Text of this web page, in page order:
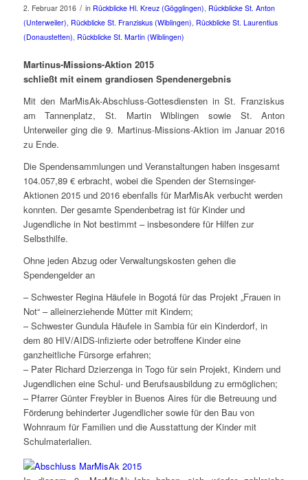
2. Februar 2016 / in Rückblicke Hl. Kreuz (Gögglingen) Rückblicke St. Anton
(Unterweiler) Rückblicke St. Franziskus (Wiblingen) Rückblicke St. Laurentius
(Donaustetten) Rückblicke St. Martin (Wiblingen)
Martinus-Missions-Aktion 2015
schließt mit einem grandiosen Spendenergebnis
Mit den MarMisAk-Abschluss-Gottesdiensten in St. Franziskus
am Tannenplatz, St. Martin Wiblingen sowie St. Anton
Unterweiler ging die 9. Martinus-Missions-Aktion im Januar 2016
zu Ende.
Die Spendensammlungen und Veranstaltungen haben insgesamt
104.057,89 € erbracht, wobei die Spenden der Sternsinger-
Aktionen 2015 und 2016 ebenfalls für MarMisAk verbucht werden
konnten. Der gesamte Spendenbetrag ist für Kinder und
Jugendliche in Not bestimmt – insbesondere für Hilfen zur
Selbsthilfe.
Ohne jeden Abzug oder Verwaltungskosten gehen die
Spendengelder an
– Schwester Regina Häufele in Bogotá für das Projekt „Frauen in
Not“ – alleinerziehende Mütter mit Kindern;
– Schwester Gundula Häufele in Sambia für ein Kinderdorf, in
dem 80 HIV/AIDS-infizierte oder betroffene Kinder eine
ganzheitliche Fürsorge erfahren;
– Pater Richard Dzierzenga in Togo für sein Projekt, Kindern und
Jugendlichen eine Schul- und Berufsausbildung zu ermöglichen;
– Pfarrer Günter Freybler in Buenos Aires für die Betreuung und
Förderung behinderter Jugendlicher sowie für den Bau von
Wohnraum für Familien und die Ausstattung der Kinder mit
Schulmaterialien.